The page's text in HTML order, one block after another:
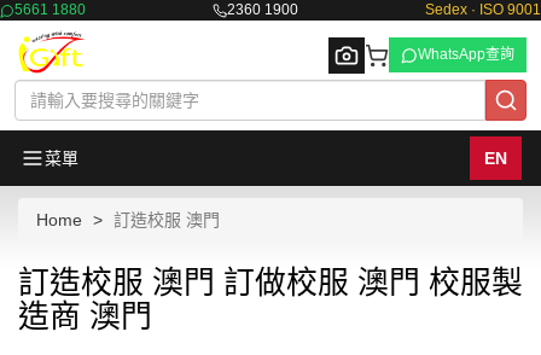
5661 1880 2360 1900 Sedex · ISO 9001
WhatsApp查詢
菜單 EN
Home 訂造校服 澳門
訂造校服 澳門 訂做校服 澳門 校服製
造商 澳門